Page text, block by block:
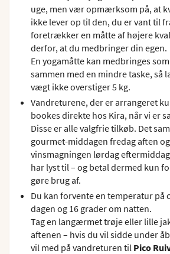
uge, men vær opmærksom på, at
ikke lever op til den, du er vant til
foretrækker en måtte af højere
derfor, at du medbringer din egen.
En yogamåtte kan medbringes
sammen med en mindre taske, så
vægt ikke overstiger 5 kg.
Vandreturene, der er arrangeret
bookes direkte hos Kira, når vi er
Disse er alle valgfrie tilkøb. Det
gourmet-middagen fredag aften
vinsmagningen lørdag
har lyst til – og betal dermed kun
gøre brug af.
Du kan forvente en temperatur på
dagen og 16 grader om natten.
Tag en langærmet trøje eller lille
aftenen – hvis du vil sidde under
vil med på vandreturen til Pico